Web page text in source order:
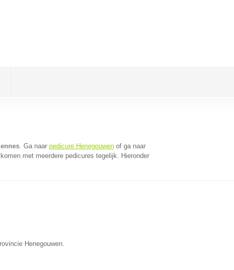
. Ga naar pedicure Henegouwenof ga naar
met meerdere pedicures tegelijk. Hieronder
Henegouwen.